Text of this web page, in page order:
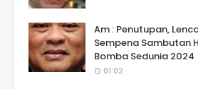
Am : Penutupan,
Sempena Sambutan
Bomba Sedunia 2024
01:02